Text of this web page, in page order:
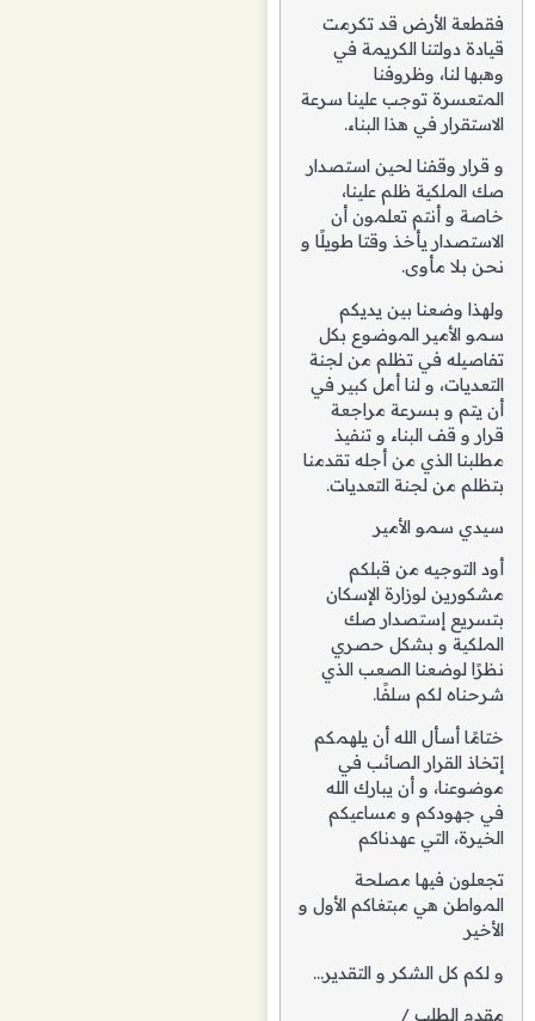
فقطعة الأرض قد تكرمت
قيادة دولتنا الكريمة في
وهبها لنا، وظروفنا
المتعسرة توجب علينا سرعة
الاستقرار في هذا البناء.
و قرار وقفنا لحين استصدار
صك الملكية ظلم علينا،
خاصة و أنتم تعلمون أن
الاستصدار يأخذ وقتا طويلًا و
نحن بلا مأوى.
ولهذا وضعنا بين يديكم
سمو الأمير الموضوع بكل
تفاصيله في تظلم من لجنة
التعديات، و لنا أمل كبير في
أن يتم و بسرعة مراجعة
قرار و قف البناء و تنفيذ
مطلبنا الذي من أجله تقدمنا
بتظلم من لجنة التعديات.
سيدي سمو الأمير
أود التوجيه من قبلكم
مشكورين لوزارة الإسكان
بتسريع إستصدار صك
الملكية و بشكل حصري
نظرًا لوضعنا الصعب الذي
شرحناه لكم سلفًا.
ختامًا أسأل الله أن يلهمكم
إتخاذ القرار الصائب في
موضوعنا، و أن يبارك الله
في جهودكم و مساعيكم
الخيرة، التي عهدناكم
تجعلون فيها مصلحة
المواطن هي مبتغاكم الأول و
الأخير
و لكم كل الشكر و التقدير…
مقدم الطلب /